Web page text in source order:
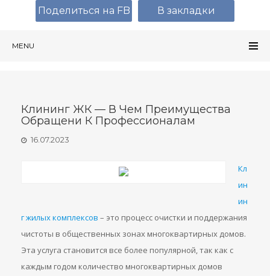
MENU
Клининг ЖК — В Чем Преимущества
Обращени К Профессионалам
16.07.2023
Кл
ин
ин
г жилых комплексов – это процесс очистки и поддержания
чистоты в общественных зонах многоквартирных домов.
Эта услуга становится все более популярной, так как с
каждым годом количество многоквартирных домов
Поделиться на FB В закладки